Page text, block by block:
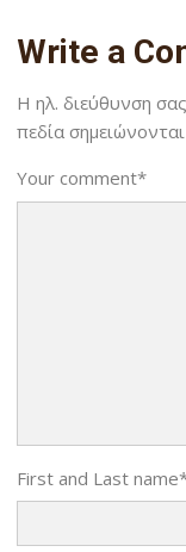
Write a
Η ηλ. διεύθυνση
πεδία
Your comment*
First and Last name